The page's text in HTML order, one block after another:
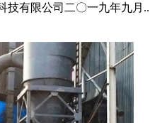
技有限公司二〇一九年九月..